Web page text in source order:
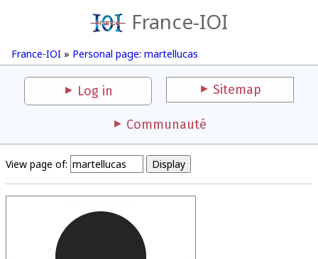
France-IOI
France-IOI » Personal page: martellucas
Log in Sitemap
Communauté
View page of: